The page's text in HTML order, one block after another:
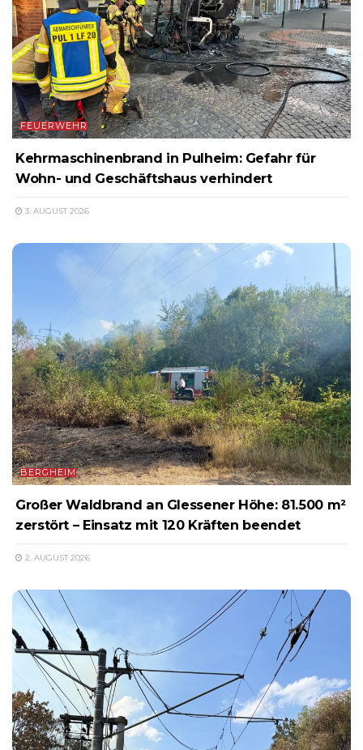
FEUERWEHR
Kehrmaschinenbrand in Pulheim: Gefahr für
Wohn- und Geschäftshaus verhindert
3. AUGUST 2026
BERGHEIM
Großer Waldbrand an Glessener Höhe: 81.500 m²
zerstört – Einsatz mit 120 Kräften beendet
2. AUGUST 2026